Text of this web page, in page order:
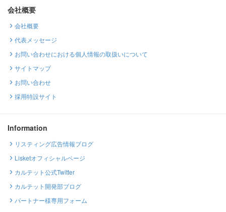
会社概要
会社概要
代表メッセージ
お問い合わせにおける個人情報の取扱いについて
サイトマップ
お問い合わせ
採用特設サイト
Information
リスティング広告情報ブログ
Lisketオフィシャルページ
カルテット公式Twitter
カルテット開発部ブログ
パートナー様専用フォーム